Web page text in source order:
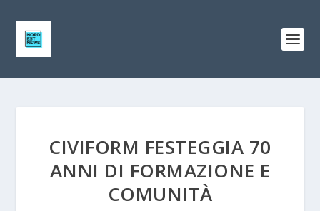
CIVIFORM FESTEGGIA 70
ANNI DI FORMAZIONE E
COMUNITÀ